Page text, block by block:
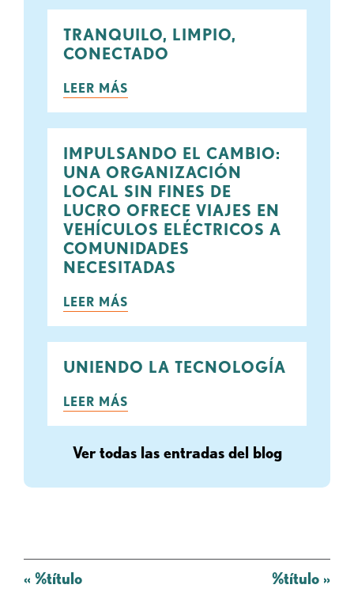
TRANQUILO, LIMPIO,
CONECTADO
LEER MÁS
IMPULSANDO EL CAMBIO:
UNA ORGANIZACIÓN
LOCAL SIN FINES DE
LUCRO OFRECE VIAJES EN
VEHÍCULOS ELÉCTRICOS A
COMUNIDADES
NECESITADAS
LEER MÁS
UNIENDO LA TECNOLOGÍA
LEER MÁS
Ver todas las entradas del blog
Mensaje
« %título %título »